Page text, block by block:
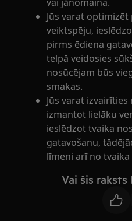
Jūs varat
veiktspēju,
pirms ēdiena
telpā veidosies
nosūcējam būs
smakas.
Jūs varat
izmantot lielāku
ieslēdzot tvaika
gatavošanu,
līmeni arī no tvaika
Vai šis raksts